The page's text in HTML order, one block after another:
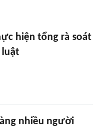
hiện tổng rà soát
luật
nhiều người